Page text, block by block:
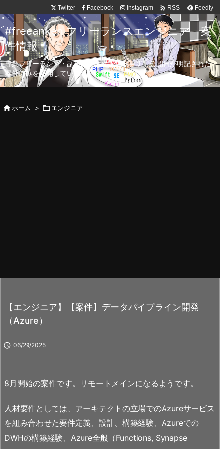
Twitter Facebook Instagram  RSS Feedly
#freeanken フリーランスエンジニア 案
件情報
専業フリーランス・副業向け案件を毎日更新！公開日が明記された
案件のみを公開しています。
ホーム > エンジニア
【エンジニア】【案件】データパイプライン開発
（Azure）
 06/29/2025
8月開始の案件です。リモートメインになるようです。
人材要件としては、アーキテクトの立場でのAzureサービス
を組み合わせた要件定義、設計、構築経験、Azureでの
DWHの構築経験、Azure全般（Functions, Synapse